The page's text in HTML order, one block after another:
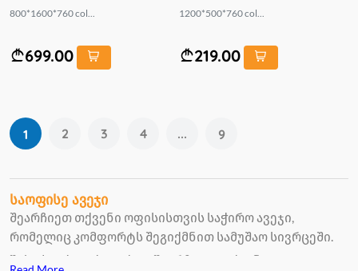
800*1600*760 col...
699.00
1200*500*760 col...
219.00
1 2 3 4 ... 9
საოფისე ავეჯი
შეარჩიეთ თქვენი ოფისისთვის საჭირო ავეჯი,
რომელიც კომფორტს შეგიქმნით სამუშაო სივრცეში.
შესაძლებლობა გაქვთ, შეარჩიოთ თქვენი